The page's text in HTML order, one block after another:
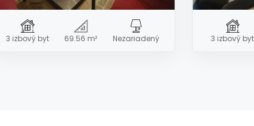
3 izbový byt 69.56 m² Nezariadený 3 izbový byt